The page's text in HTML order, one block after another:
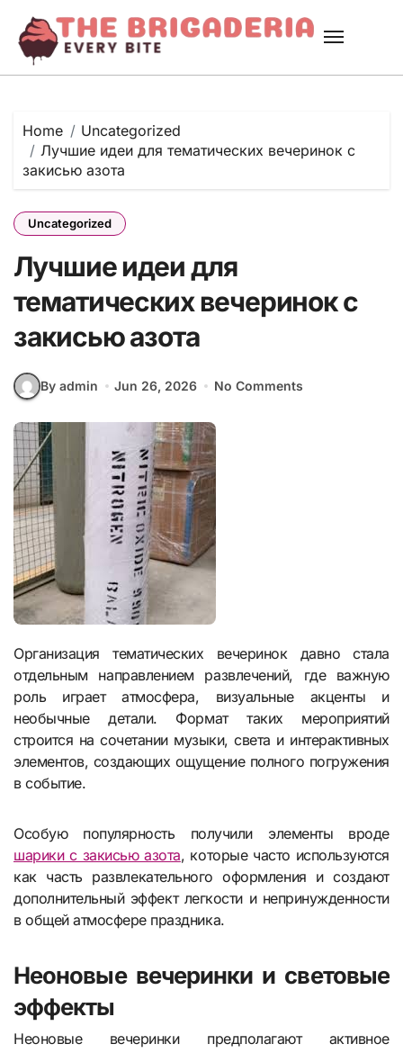
content
Home
Uncategorized
Лучшие идеи для тематических вечеринок с
закисью азота
Uncategorized
Лучшие идеи для
тематических вечеринок с
закисью азота
By admin Jun 26, 2026 No Comments
Организация тематических вечеринок давно стала
отдельным направлением развлечений, где важную
роль играет атмосфера, визуальные акценты и
необычные детали. Формат таких мероприятий
строится на сочетании музыки, света и интерактивных
элементов, создающих ощущение полного погружения
в событие.
Особую популярность получили элементы вроде
шарики с закисью азота, которые часто используются
как часть развлекательного оформления и создают
дополнительный эффект легкости и непринужденности
в общей атмосфере праздника.
Неоновые вечеринки и световые
эффекты
Неоновые вечеринки предполагают активное